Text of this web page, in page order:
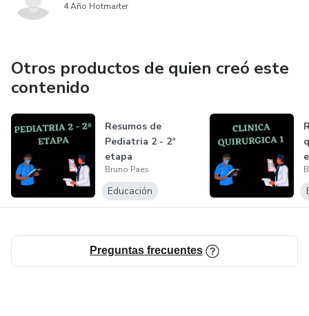
4 Año Hotmarter
Otros productos de quien creó este
contenido
Resumos de
Pediatria 2 - 2ª
etapa
Bruno Paes
Educación
Preguntas frecuentes